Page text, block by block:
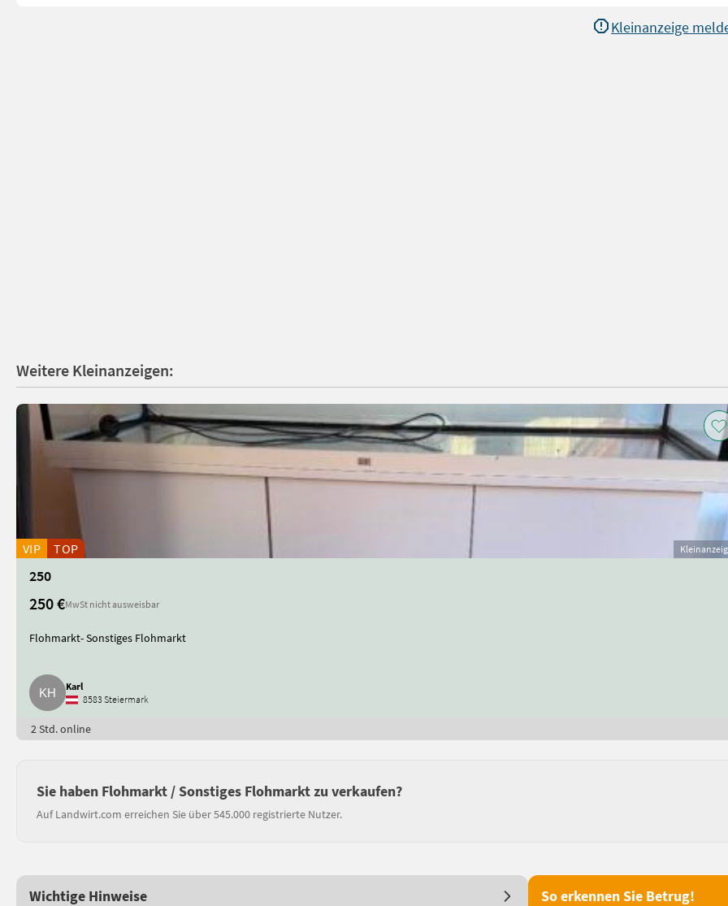
Kleinanzeige
Weitere Kleinanzeigen:
VIP TOP
250
250 €MwSt nicht ausweisbar
Flohmarkt- Sonstiges Flohmarkt
Karl
8583 Steiermark
2 Std. online
Sie haben Flohmarkt / Sonstiges Flohmarkt zu verkaufen?
Auf Landwirt.com erreichen Sie über 545.000 registrierte Nutzer.
Wichtige Hinweise So erkennen Sie Betrug!